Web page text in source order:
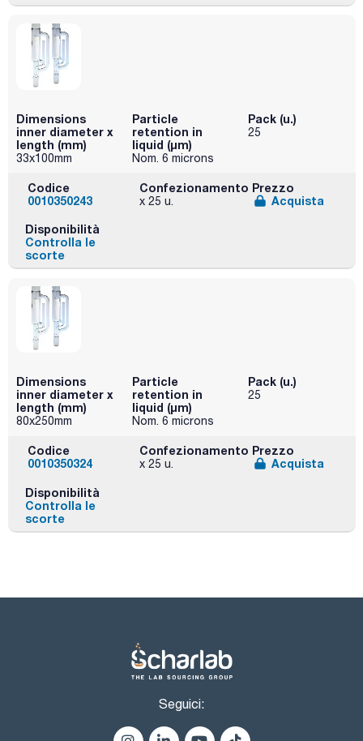
Dimensions
inner diameter x
length (mm)
33x100mm
Particle
retention in
liquid (μm)
Nom. 6 microns
Pack (u.)
25
Codice
0010350243
Confezionamento
x 25 u.
Prezzo
Acquista
Disponibilità
Controlla le
scorte
Dimensions
inner diameter x
length (mm)
80x250mm
Particle
retention in
liquid (μm)
Nom. 6 microns
Pack (u.)
25
Codice
0010350324
Confezionamento
x 25 u.
Prezzo
Acquista
Disponibilità
Controlla le
scorte
Seguici: